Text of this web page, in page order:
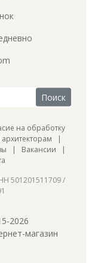
на обработку
|
| Вакансии |
501201511709 /
2026
магазин